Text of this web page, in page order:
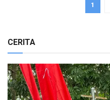
1
CERITA